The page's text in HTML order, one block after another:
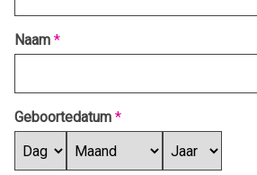
Naam *
Geboortedatum *